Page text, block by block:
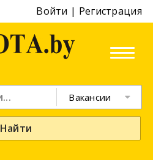
Войти | Регистрация
Вакансии
Найти